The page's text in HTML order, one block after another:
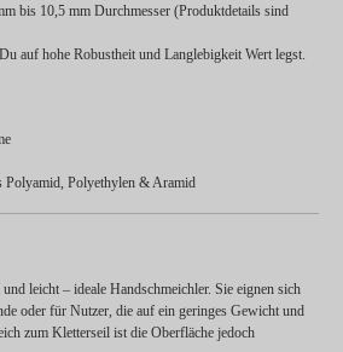
bis 10,5 mm Durchmesser (Produktdetails sind
auf hohe Robustheit und Langlebigkeit Wert legst.
Polyamid, Polyethylen & Aramid
leicht – ideale Handschmeichler. Sie eignen sich
oder für Nutzer, die auf ein geringes Gewicht und
zum Kletterseil ist die Oberfläche jedoch